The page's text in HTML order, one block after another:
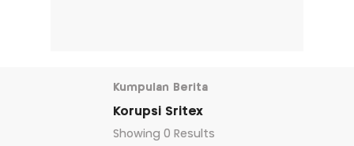
Kumpulan Berita
Korupsi Sritex
Showing 0 Results